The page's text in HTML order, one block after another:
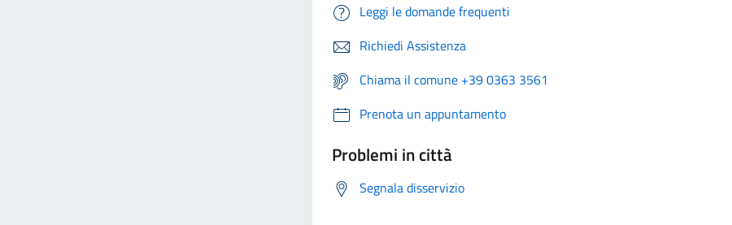
Leggi le domande frequenti
Richiedi Assistenza
Chiama il comune +39 0363 3561
Prenota un appuntamento
Problemi in città
Segnala disservizio